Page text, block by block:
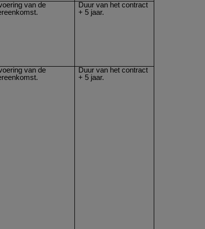
van de
Duur van het contract
+ 5 jaar.
van de
Duur van het contract
+ 5 jaar.